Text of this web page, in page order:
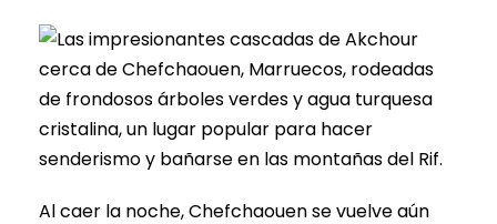
Al caer la noche, Chefchaouen se vuelve aún